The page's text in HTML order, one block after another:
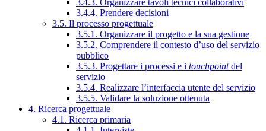
3.4.3. Organizzare tavoli tecnici collaborativi
3.4.4. Prendere decisioni
3.5. Il processo progettuale
3.5.1. Organizzare il progetto e la sua gestione
3.5.2. Comprendere il contesto d’uso del servizio
pubblico
3.5.3. Progettare i processi e i touchpointdel
servizio
3.5.4. Realizzare l’interfaccia utente del servizio
3.5.5. Validare la soluzione ottenuta
4. Ricerca progettuale
4.1. Ricerca primaria